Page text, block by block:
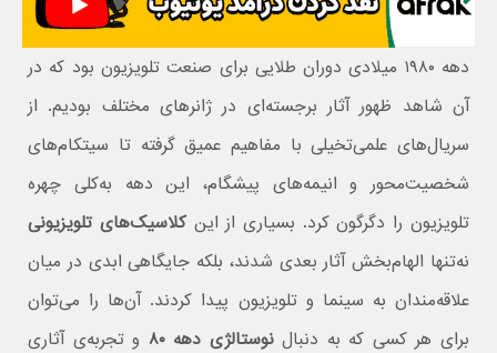
دهه ۱۹۸۰ میلادی دوران طلایی برای صنعت تلویزیون بود که در
آن شاهد ظهور آثار برجسته‌ای در ژانرهای مختلف بودیم. از
سریال‌های علمی‌تخیلی با مفاهیم عمیق گرفته تا سیتکام‌های
شخصیت‌محور و انیمه‌های پیشگام، این دهه به‌کلی چهره
تلویزیون را دگرگون کرد. بسیاری از اینکلاسیک‌های تلویزیونی
نه‌تنها الهام‌بخش آثار بعدی شدند، بلکه جایگاهی ابدی در میان
علاقه‌مندان به سینما و تلویزیون پیدا کردند. آن‌ها را می‌توان
برای هر کسی که به دنبالنوستالژی دهه ۸۰
و تجربه‌ی آثاری